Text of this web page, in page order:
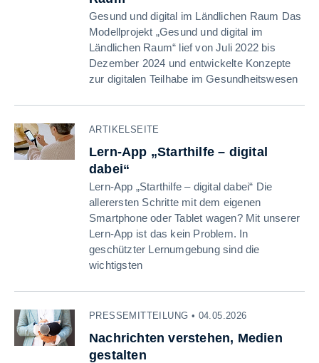
Gesund und digital im Ländlichen Raum Das
Modellprojekt „Gesund und digital im
Ländlichen Raum“ lief von Juli 2022 bis
Dezember 2024 und entwickelte Konzepte
zur digitalen Teilhabe im Gesundheitswesen
ARTIKELSEITE
Lern-App „Starthilfe – digital
dabei“
Lern-App „Starthilfe – digital dabei“ Die
allerersten Schritte mit dem eigenen
Smartphone oder Tablet wagen? Mit unserer
Lern-App ist das kein Problem. In
geschützter Lernumgebung sind die
wichtigsten
PRESSEMITTEILUNG • 04.05.2026
Nachrichten verstehen, Medien
gestalten